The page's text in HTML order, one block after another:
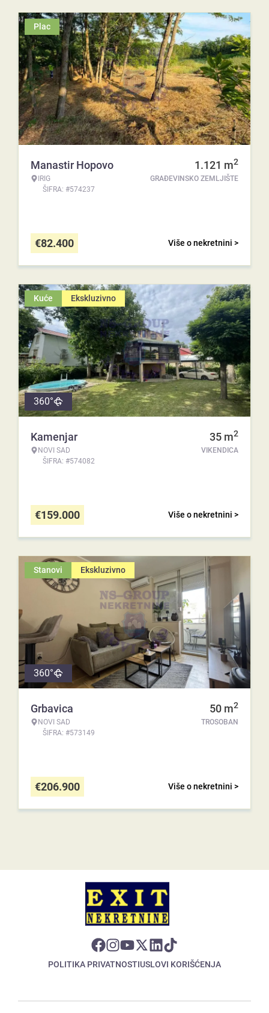
Plac
Manastir Hopovo
IRIG
ŠIFRA: #574237
1.121 m2
GRAĐEVINSKO ZEMLJIŠTE
Više o nekretnini >
€82.400
Kuće Ekskluzivno
360°
Kamenjar
NOVI SAD
ŠIFRA: #574082
35 m2
VIKENDICA
Više o nekretnini >
€159.000
Stanovi Ekskluzivno
360°
Grbavica
NOVI SAD
ŠIFRA: #573149
50 m2
TROSOBAN
Više o nekretnini >
€206.900
POLITIKA PRIVATNOSTIUSLOVI KORIŠĆENJA